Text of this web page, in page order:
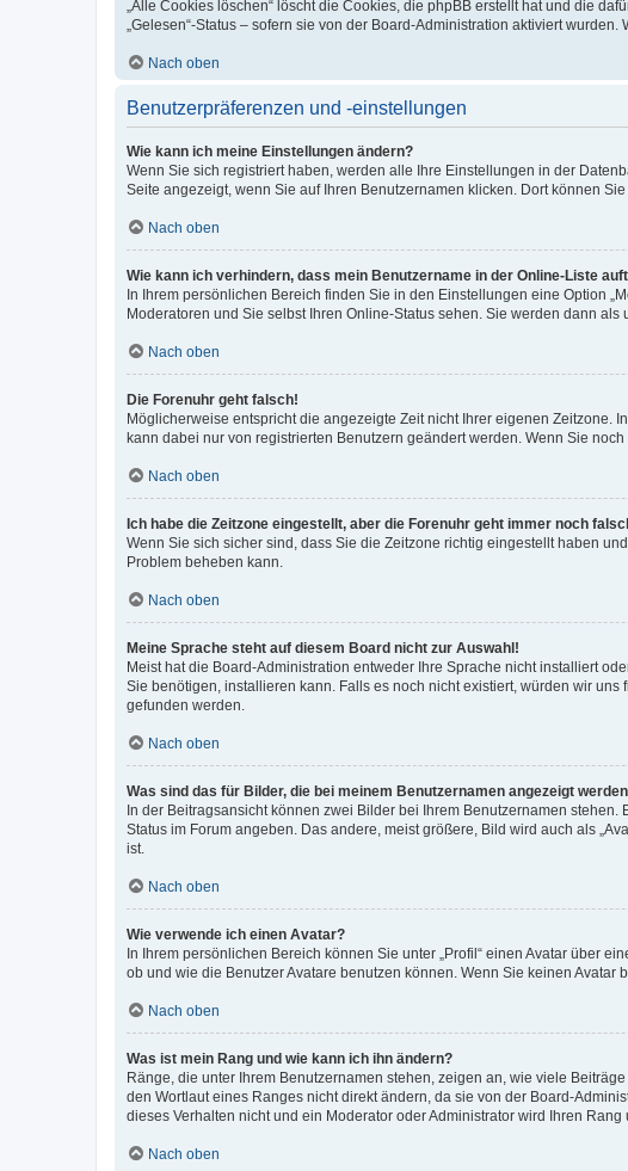
„Alle Cookies löschen“ löscht die Cookies, die phpBB erstellt hat und die
„Gelesen“-Status – sofern sie von der Board-Administration aktiviert
Nach oben
Benutzerpräferenzen und -einstellungen
Wie kann ich meine Einstellungen ändern?
Wenn Sie sich registriert haben, werden alle Ihre Einstellungen in der
Seite angezeigt, wenn Sie auf Ihren Benutzernamen klicken. Dort können
Nach oben
Wie kann ich verhindern, dass mein Benutzername in der Online-Liste
In Ihrem persönlichen Bereich finden Sie in den Einstellungen eine Option
Moderatoren und Sie selbst Ihren Online-Status sehen. Sie werden dann als
Nach oben
Die Forenuhr geht falsch!
Möglicherweise entspricht die angezeigte Zeit nicht Ihrer eigenen Zeitzone.
kann dabei nur von registrierten Benutzern geändert werden. Wenn Sie
Nach oben
Ich habe die Zeitzone eingestellt, aber die Forenuhr geht immer noch
Wenn Sie sich sicher sind, dass Sie die Zeitzone richtig eingestellt haben
Problem beheben kann.
Nach oben
Meine Sprache steht auf diesem Board nicht zur Auswahl!
Meist hat die Board-Administration entweder Ihre Sprache nicht installiert
Sie benötigen, installieren kann. Falls es noch nicht existiert, würden wir
gefunden werden.
Nach oben
Was sind das für Bilder, die bei meinem Benutzernamen angezeigt
In der Beitragsansicht können zwei Bilder bei Ihrem Benutzernamen
Status im Forum angeben. Das andere, meist größere, Bild wird auch als
ist.
Nach oben
Wie verwende ich einen Avatar?
In Ihrem persönlichen Bereich können Sie unter „Profil“ einen Avatar über
ob und wie die Benutzer Avatare benutzen können. Wenn Sie keinen
Nach oben
Was ist mein Rang und wie kann ich ihn ändern?
Ränge, die unter Ihrem Benutzernamen stehen, zeigen an, wie viele
den Wortlaut eines Ranges nicht direkt ändern, da sie von der Board-
dieses Verhalten nicht und ein Moderator oder Administrator wird Ihren
Nach oben